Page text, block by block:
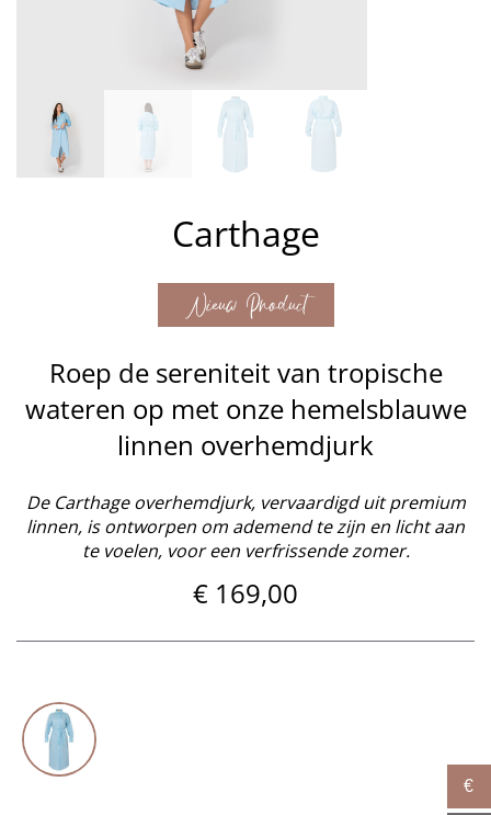
Carthage
Nieuw Product
Roep de sereniteit van tropische
wateren op met onze hemelsblauwe
linnen overhemdjurk
De Carthage overhemdjurk, vervaardigd uit premium
linnen, is ontworpen om ademend te zijn en licht aan
te voelen, voor een verfrissende zomer.
€ 169,00
€